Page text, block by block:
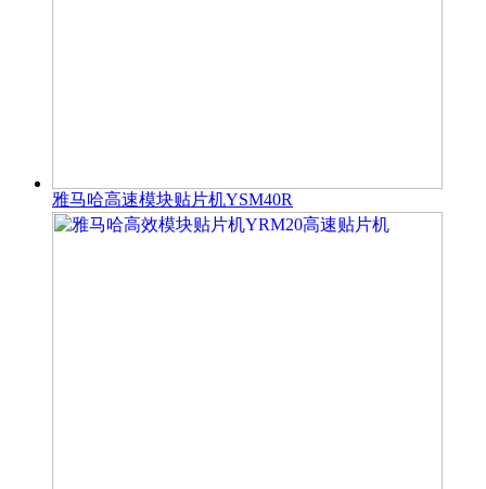
雅马哈高速模块贴片机YSM40R